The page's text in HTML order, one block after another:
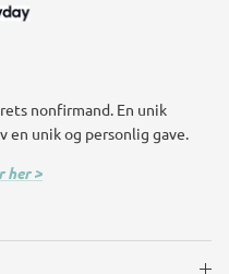
nonfirmand. En unik
en unik og personlig gave.
her >